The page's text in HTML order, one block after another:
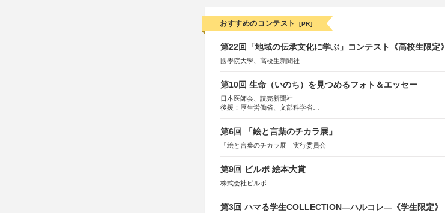
おすすめのコンテスト [PR]
第22回「地域の伝承文化に学ぶ」コンテスト《高校生限定》
國學院大學、高校生新聞社
第10回 生命（いのち）を見つめるフォト＆エッセー
日本医師会、読売新聞社
後援：厚生労働省、文部科学省
第6回 「絵と言葉のチカラ展」
「絵と言葉のチカラ展」実行委員会
第9回 ビルボ 絵本大賞
株式会社ビルボ
第3回 ハマる学生COLLECTION―ハルコレ―《学生限定》